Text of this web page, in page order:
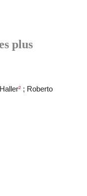
plus
² ; Roberto